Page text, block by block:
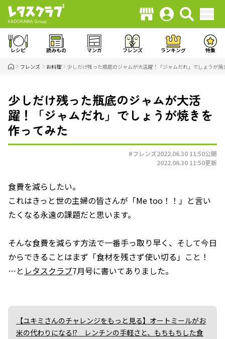
レシピ 読みもの マンガ フレンズ ランキング 特集
フレンズ お料理 少しだけ残った瓶底のジャムが大活躍！「ジャムだれ」でしょうが焼
少しだけ残った瓶底のジャムが大活
躍！「ジャムだれ」でしょうが焼きを
作ってみた
#フレンズ2022.06.30 11:50公開
2022.06.30 11:50更新
食費を減らしたい。
これはきっと世の主婦の皆さんが「Me too！！」と言い
たくなる永遠の課題だと思います。
そんな食費を減らす方法で一番手っ取り早く、そして今日
からできることはまず「食材を残さず使い切る」こと！
…と レタスクラブ7月号に書いてありました。
【ユキミさんのチャレンジをもっと見る】オートミールがお
米の代わりになる!? レンチンの手軽さと、もちもちした食